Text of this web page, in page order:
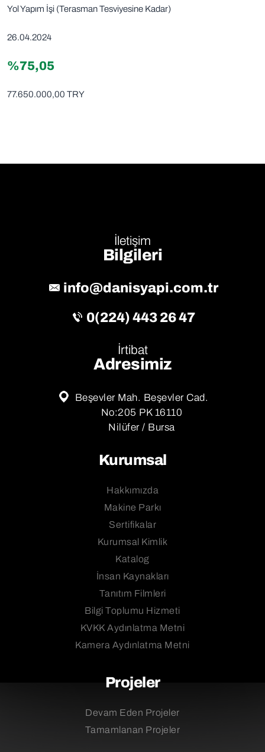
Yol Yapım İşi (Terasman Tesviyesine Kadar)
26.04.2024
%75,05
77.650.000,00 TRY
İletişim
Bilgileri
info@danisyapi.com.tr
0(224) 443 26 47
İrtibat
Adresimiz
Beşevler Mah. Beşevler Cad.
No:205 PK 16110
Nilüfer / Bursa
Kurumsal
Hakkımızda
Makine Parkı
Sertifikalar
Kurumsal Kimlik
Katalog
İnsan Kaynakları
Tanıtım Filmleri
Bilgi Toplumu Hizmeti
KVKK Aydınlatma Metni
Kamera Aydınlatma Metni
Projeler
Devam Eden Projeler
Tamamlanan Projeler